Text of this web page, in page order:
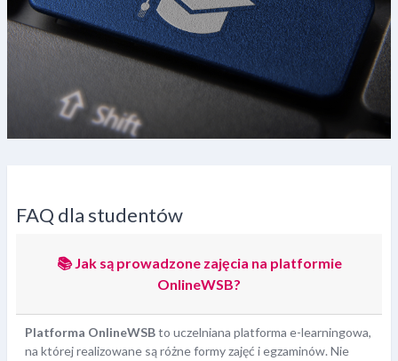
FAQ dla studentów
📚 Jak są prowadzone zajęcia na platformie
OnlineWSB?
Platforma OnlineWSBto uczelniana platforma e-learningowa,
na której realizowane są różne formy zajęć i egzaminów. Nie